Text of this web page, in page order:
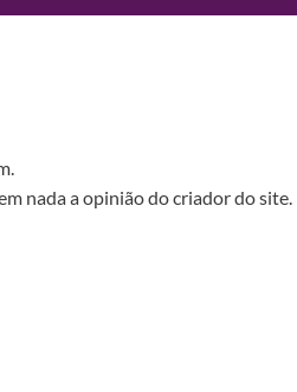
nada a opinião do criador do site.